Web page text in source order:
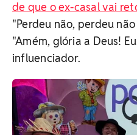
de que o ex-casal vai
"Perdeu não, perdeu
"Amém, glória a Deus!
influenciador.